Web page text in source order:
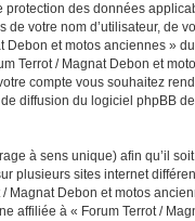
des données
de votre nom d’utilisateur, de
Debon et motos anciennes »
Terrot / Magnat Debon et
compte vous souhaitez
diffusion du logiciel phpBB
à sens unique) afin qu’il
plusieurs sites internet
/ Magnat Debon et motos
affiliée à « Forum Terrot /